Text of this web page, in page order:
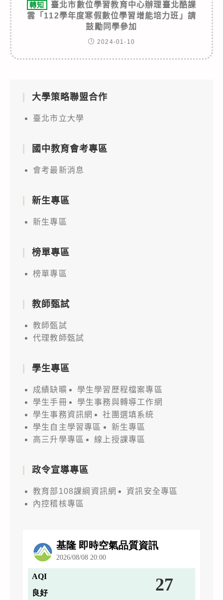
轉知
臺北市數位學習教育中心辦理臺北酷課
雲「112學年度寒假數位學習增能培力班」請
鼓勵同學參加
2024-01-10
大學策略聯盟合作
臺北市立大學
國中教育會考專區
會考最新消息
新生專區
新生專區
榜單專區
榜單專區
教師甄試
教師甄試
代理教師甄試
學生專區
成績缺曠
學生學習歷程檔案專區
學生手冊
學生事務與轉導工作網
學生事務資訊網
社團選填系統
學生自主學習專區
新生專區
高三升學專區
線上授課專區
政令宣導專區
教育部108課綱資訊網
資訊安全專區
內控稽核專區